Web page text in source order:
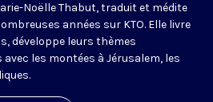
Noëlle Thabut, traduit et médite
années sur KTO. Elle livre
développe leurs thèmes
les montées à Jérusalem, les